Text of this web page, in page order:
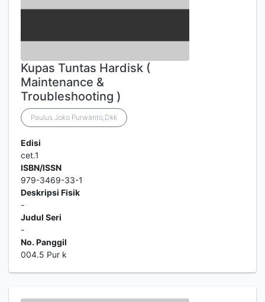
Kupas Tuntas Hardisk (
Maintenance &
Troubleshooting )
Paulus Joko Purwanto,Dkk
Edisi
cet.1
ISBN/ISSN
979-3469-33-1
Deskripsi Fisik
-
Judul Seri
-
No. Panggil
004.5 Pur k